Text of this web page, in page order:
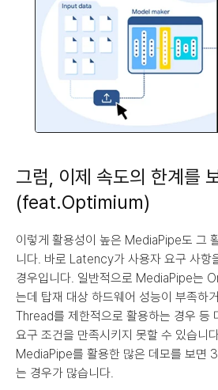
그럼, 이제 속도의 한계를
(feat.Optimium)
이렇게 활용성이 높은 MediaPipe도 그
니다. 바로 Latency가 사용자 요구 사항
경우입니다. 일반적으로 MediaPipe는
는데 탑재 대상 하드웨어 성능이 부족하
Thread를 제한적으로 활용하는 경우 등
요구 조건을 만족시키지 못할 수 있습니
MediaPipe를 활용한 많은 데모를 보면
는 경우가 많습니다.